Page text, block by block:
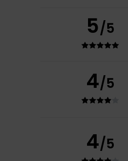
5/5
4/5
4/5